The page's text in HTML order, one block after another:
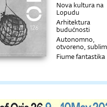
Nova kultura na
Lopudu
Arhitektura
budućnosti
Autonomno,
otvoreno,
Fiume fantastika
prostornih
Pred pustinjskim